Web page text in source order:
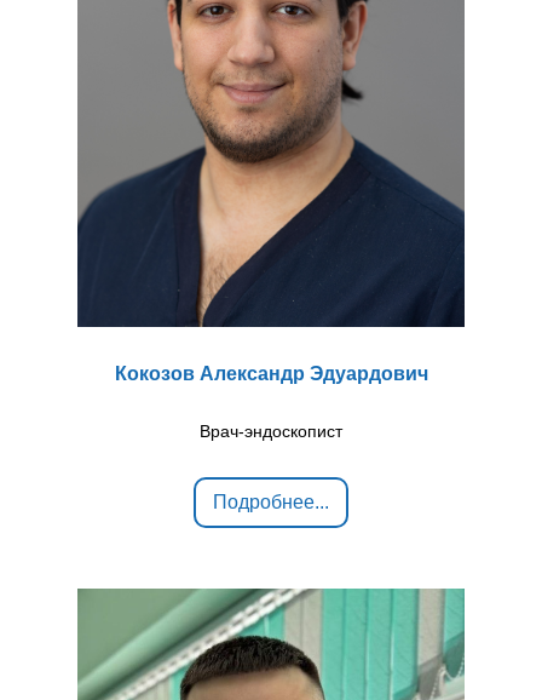
Кокозов Александр Эдуардович
Врач-эндоскопист
Подробнее...